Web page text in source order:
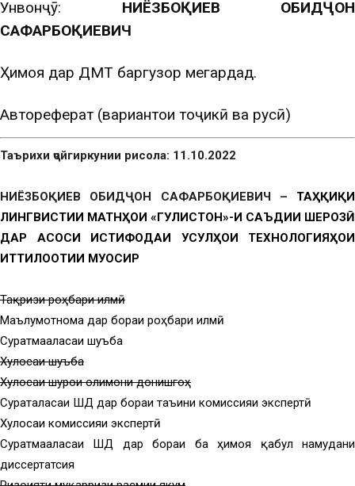
Унвонҷӯ: НИЁЗБОҚИЕВ ОБИДҶОН
САФАРБОҚИЕВИЧ
Ҳимоя дар ДМТ баргузор мегардад.
Автореферат (вариантҳои тоҷикӣ ва русӣ)
Таърихи ҷойгиркунии рисола: 11.10.2022
НИЁЗБОҚИЕВ ОБИДҶОН САФАРБОҚИЕВИЧ – ТАҲҚИҚИ
ЛИНГВИСТИИ МАТНҲОИ «ГУЛИСТОН»-И САЪДИИ ШЕРОЗӢ
ДАР АСОСИ ИСТИФОДАИ УСУЛҲОИ ТЕХНОЛОГИЯҲОИ
ИТТИЛООТИИ МУОСИР
Тақризи роҳбари илмӣ
Маълумотнома дар бораи роҳбари илмӣ
Суратмаҷаласаи шуъба
Хулосаи шуъба
Хулосаи шурои олимони донишгоҳ
Суратҷаласаи ШД дар бораи таъини комиссияи экспертӣ
Хулосаи комиссияи экспертӣ
Суратмаҷаласаи ШД дар бораи ба ҳимоя қабул намудани
диссертатсия